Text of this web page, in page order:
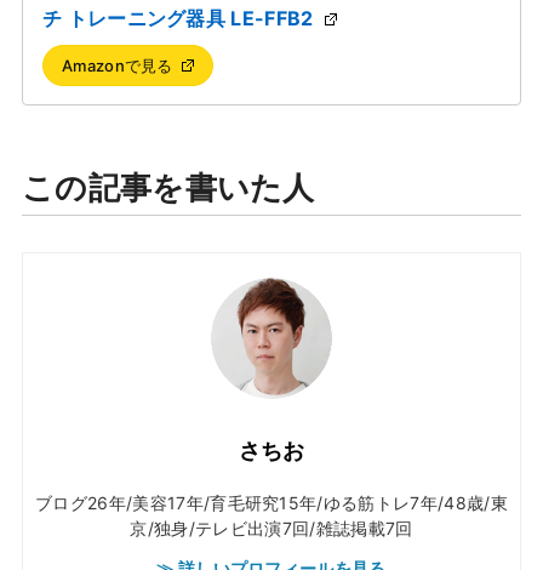
チ トレーニング器具 LE-FFB2
Amazonで見る
この記事を書いた人
さちお
ブログ26年/美容17年/育毛研究15年/ゆる筋トレ7年/48歳/東
京/独身/テレビ出演7回/雑誌掲載7回